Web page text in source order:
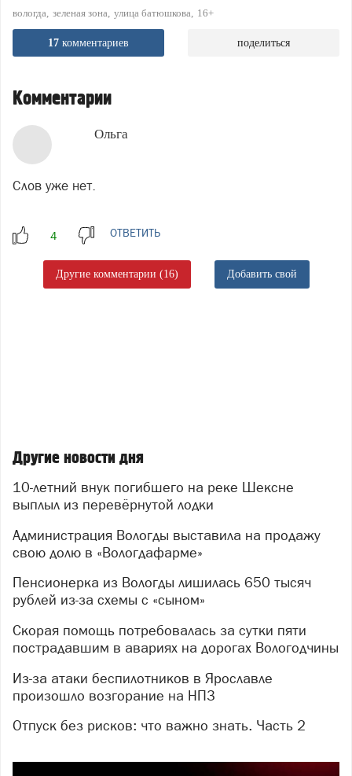
вологда зеленая зона улица батюшкова 16+
17 комментариев поделиться
Комментарии
Ольга
Слов уже нет.
ОТВЕТИТЬ
Другие комментарии (16) Добавить свой
Другие новости дня
10-летний внук погибшего на реке Шексне
выплыл из перевёрнутой лодки
Администрация Вологды выставила на продажу
свою долю в «Вологдафарме»
Пенсионерка из Вологды лишилась 650 тысяч
рублей из-за схемы с «сыном»
Скорая помощь потребовалась за сутки пяти
пострадавшим в авариях на дорогах Вологодчины
Из-за атаки беспилотников в Ярославле
произошло возгорание на НПЗ
Отпуск без рисков: что важно знать. Часть 2